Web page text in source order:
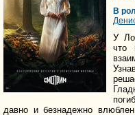
В
У
что
давно и безнадежно